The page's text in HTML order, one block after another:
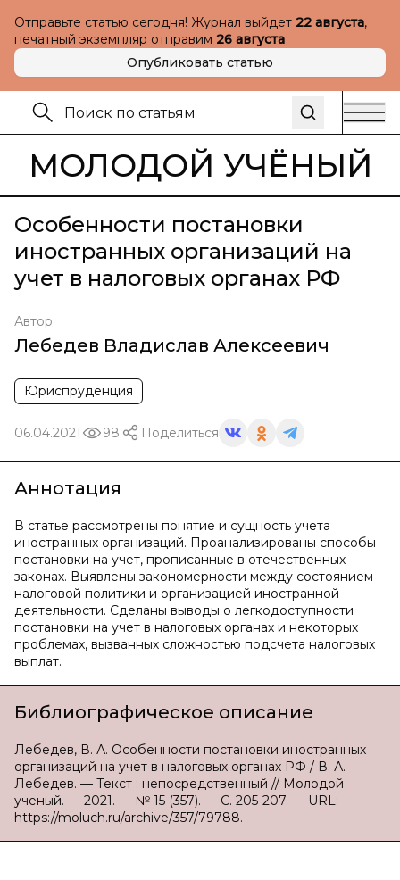
Отправьте статью сегодня! Журнал выйдет 22 августа,
печатный экземпляр отправим 26 августа
Опубликовать статью
МОЛОДОЙ УЧЁНЫЙ
Особенности постановки
иностранных организаций на
учет в налоговых органах РФ
Автор
Лебедев Владислав Алексеевич
Юриспруденция
06.04.2021 98 Поделиться
Аннотация
В статье рассмотрены понятие и сущность учета
иностранных организаций. Проанализированы способы
постановки на учет, прописанные в отечественных
законах. Выявлены закономерности между состоянием
налоговой политики и организацией иностранной
деятельности. Сделаны выводы о легкодоступности
постановки на учет в налоговых органах и некоторых
проблемах, вызванных сложностью подсчета налоговых
выплат.
Библиографическое описание
Лебедев, В. А. Особенности постановки иностранных
организаций на учет в налоговых органах РФ / В. А.
Лебедев. — Текст : непосредственный // Молодой
ученый. — 2021. — № 15 (357). — С. 205-207. — URL:
https://moluch.ru/archive/357/79788.